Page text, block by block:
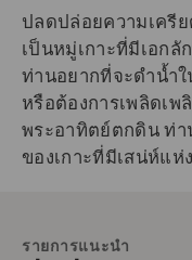
ปลดปล่อยความเครี
เป็นหมู่เกาะที่มีเอกลั
ท่านอยากที่จะดำน้ำ
หรือต้องการเพลิดเ
พระอาทิตย์ตกดิน ท่
ของเกาะที่มีเสน่ห์แ
รายการแนะนำ